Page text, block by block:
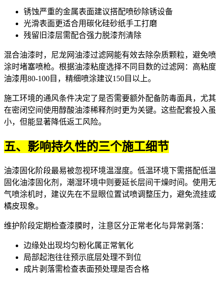
锈蚀严重的金属表面建议搭配喷砂除锈设备
光滑表面更适合用碳化硅砂纸手工打磨
残留旧漆层需配合强力脱漆剂 清除
混合油漆时， 尼龙网油漆过滤网 能有效去除杂质颗粒，避免喷
涂时堵塞喷枪。根据油漆粘度选择不同目数的过滤网：高粘度
油漆用80-100目，精细喷涂建议150目以上。
施工环境的通风条件决定了是否需要额外配备防毒面具，尤其
在密闭空间使用 醇酸油漆稀释剂 时更为关键。这些配套投入虽
小，但能显著降低返工风险。
五、影响持久性的三个施工细节
油漆固化阶段最易被忽视环境温湿度。低温环境下需搭配低温
固化油漆固化剂 ，潮湿环境中则要延长层间干燥时间。使用无
气喷涂机时，建议先在不显眼位置试喷调整压力，避免流挂或
橘皮现象。
维护阶段定期检查漆膜时，注意区分正常老化与异常剥落：
边缘处出现均匀粉化属正常氧化
局部起泡往往预示底层处理不到位
成片剥落需检查表面预处理是否合格